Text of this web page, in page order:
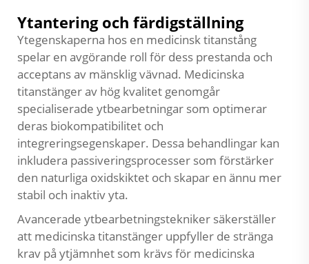
Ytantering och färdigställning
Ytegenskaperna hos en medicinsk titanstång
spelar en avgörande roll för dess prestanda och
acceptans av mänsklig vävnad. Medicinska
titanstänger av hög kvalitet genomgår
specialiserade ytbearbetningar som optimerar
deras biokompatibilitet och
integreringsegenskaper. Dessa behandlingar kan
inkludera passiveringsprocesser som förstärker
den naturliga oxidskiktet och skapar en ännu mer
stabil och inaktiv yta.
Avancerade ytbearbetningstekniker säkerställer
att medicinska titanstänger uppfyller de stränga
krav på ytjämnhet som krävs för medicinska